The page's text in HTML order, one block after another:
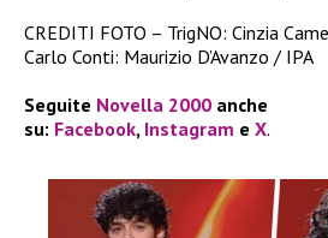
CREDITI FOTO – TrigNO: Cinzia
Carlo Conti: Maurizio D’Avanzo / IPA
Seguite Novella 2000 anche
su: Facebook, Instagram e X.